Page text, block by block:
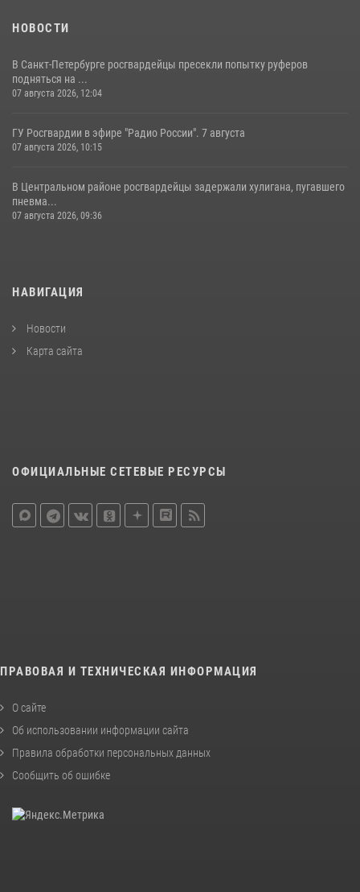
НОВОСТИ
В Санкт-Петербурге росгвардейцы пресекли попытку руферов
подняться на ...
07 августа 2026, 12:04
ГУ Росгвардии в эфире "Радио России". 7 августа
07 августа 2026, 10:15
В Центральном районе росгвардейцы задержали хулигана, пугавшего
пневма...
07 августа 2026, 09:36
НАВИГАЦИЯ
Новости
Карта сайта
ОФИЦИАЛЬНЫЕ СЕТЕВЫЕ РЕСУРСЫ
ПРАВОВАЯ И ТЕХНИЧЕСКАЯ ИНФОРМАЦИЯ
О сайте
Об использовании информации сайта
Правила обработки персональных данных
Сообщить об ошибке